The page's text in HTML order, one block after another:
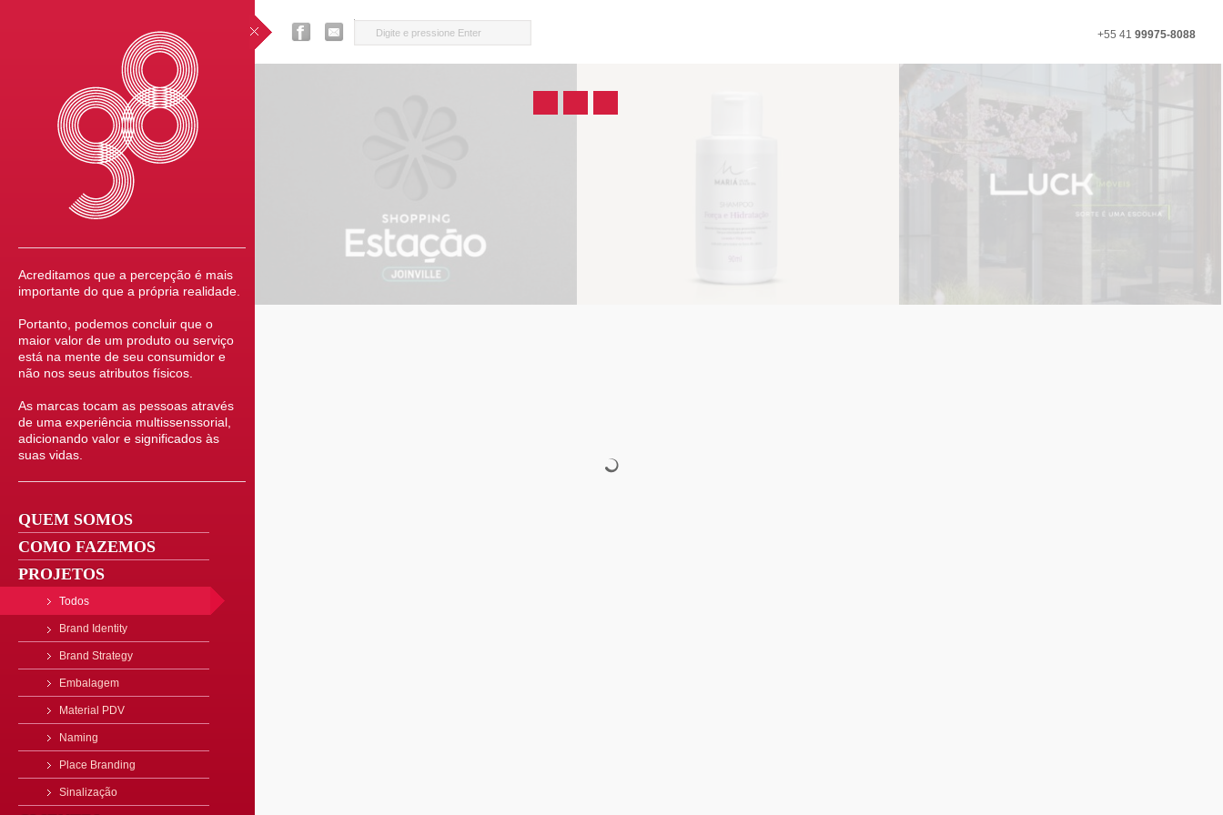
Acreditamos que a percepção é mais
importante do que a própria realidade.
Portanto, podemos concluir que o
maior valor de um produto ou serviço
está na mente de seu consumidor e
não nos seus atributos físicos.
As marcas tocam as pessoas através
de uma experiência multissenssorial,
adicionando valor e significados às
suas vidas.
QUEM SOMOS
COMO FAZEMOS
PROJETOS
Todos
Brand Identity
Brand Strategy
Embalagem
Material PDV
Naming
Place Branding
Sinalização
+55 41 99975-8088